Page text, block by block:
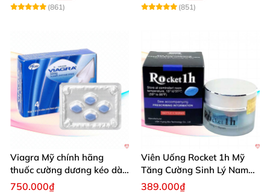
(861)
(851)
Viagra Mỹ chính hãng
thuốc cường dương kéo dài
thời gian hiệu quả cho Nam
750.000₫
Viên Uống Rocket 1h Mỹ
Tăng Cường Sinh Lý Nam
Hỗ Trợ Mạnh
389.000₫